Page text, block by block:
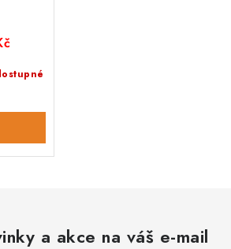
a akce na váš e-mail